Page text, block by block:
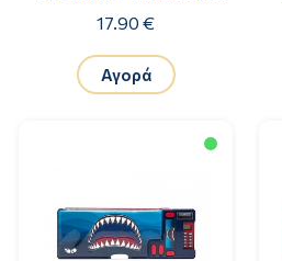
RAINBOW
17.90 €
Αγορά